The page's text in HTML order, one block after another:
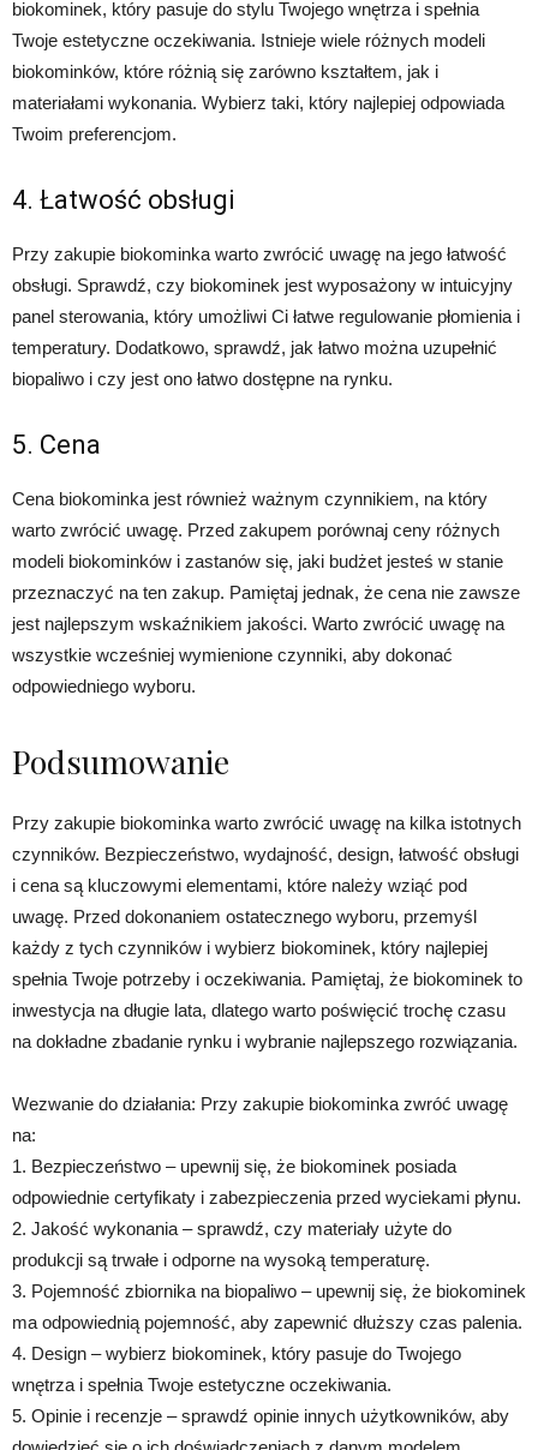
biokominek, który pasuje do stylu Twojego wnętrza i spełnia
Twoje estetyczne oczekiwania. Istnieje wiele różnych modeli
biokominków, które różnią się zarówno kształtem, jak i
materiałami wykonania. Wybierz taki, który najlepiej odpowiada
Twoim preferencjom.
4. Łatwość obsługi
Przy zakupie biokominka warto zwrócić uwagę na jego łatwość
obsługi. Sprawdź, czy biokominek jest wyposażony w intuicyjny
panel sterowania, który umożliwi Ci łatwe regulowanie płomienia i
temperatury. Dodatkowo, sprawdź, jak łatwo można uzupełnić
biopaliwo i czy jest ono łatwo dostępne na rynku.
5. Cena
Cena biokominka jest również ważnym czynnikiem, na który
warto zwrócić uwagę. Przed zakupem porównaj ceny różnych
modeli biokominków i zastanów się, jaki budżet jesteś w stanie
przeznaczyć na ten zakup. Pamiętaj jednak, że cena nie zawsze
jest najlepszym wskaźnikiem jakości. Warto zwrócić uwagę na
wszystkie wcześniej wymienione czynniki, aby dokonać
odpowiedniego wyboru.
Podsumowanie
Przy zakupie biokominka warto zwrócić uwagę na kilka istotnych
czynników. Bezpieczeństwo, wydajność, design, łatwość obsługi
i cena są kluczowymi elementami, które należy wziąć pod
uwagę. Przed dokonaniem ostatecznego wyboru, przemyśl
każdy z tych czynników i wybierz biokominek, który najlepiej
spełnia Twoje potrzeby i oczekiwania. Pamiętaj, że biokominek to
inwestycja na długie lata, dlatego warto poświęcić trochę czasu
na dokładne zbadanie rynku i wybranie najlepszego rozwiązania.
Wezwanie do działania: Przy zakupie biokominka zwróć uwagę
na:
1. Bezpieczeństwo – upewnij się, że biokominek posiada
odpowiednie certyfikaty i zabezpieczenia przed wyciekami płynu.
2. Jakość wykonania – sprawdź, czy materiały użyte do
produkcji są trwałe i odporne na wysoką temperaturę.
3. Pojemność zbiornika na biopaliwo – upewnij się, że biokominek
ma odpowiednią pojemność, aby zapewnić dłuższy czas palenia.
4. Design – wybierz biokominek, który pasuje do Twojego
wnętrza i spełnia Twoje estetyczne oczekiwania.
5. Opinie i recenzje – sprawdź opinie innych użytkowników, aby